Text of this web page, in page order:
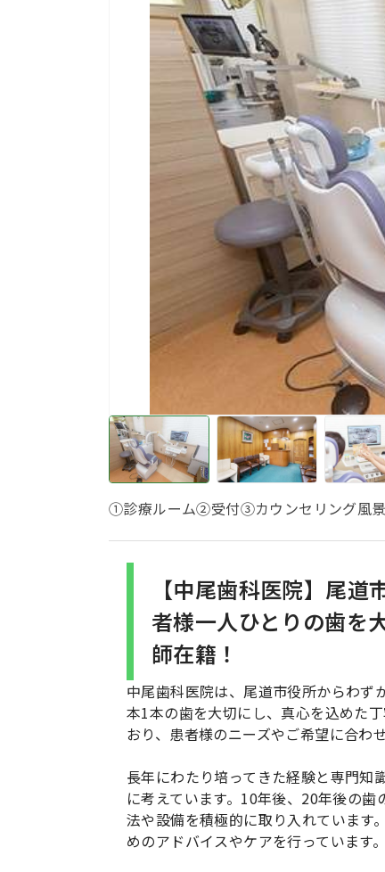
①診療ルーム②受付③カウンセリング風景
【中尾歯科医院】尾
者様一人ひとりの歯を
師在籍！
中尾歯科医院は、尾道市役所からわず
本1本の歯を大切にし、真心を込めた
おり、患者様のニーズやご希望に合わ
長年にわたり培ってきた経験と専門知
に考えています。10年後、20年後の
法や設備を積極的に取り入れています
めのアドバイスやケアを行っています。